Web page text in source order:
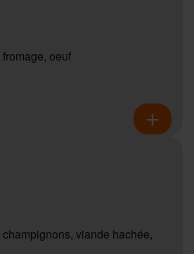
oeuf
viande hachée,